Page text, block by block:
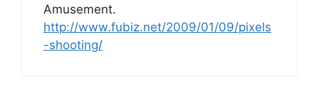
Amusement.
http://www.fubiz.net/2009/01/09/pixels
-shooting/